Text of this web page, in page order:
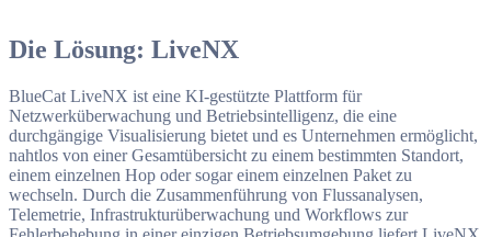
Die Lösung: LiveNX
BlueCat LiveNX ist eine KI-gestützte Plattform für
Netzwerküberwachung und Betriebsintelligenz, die eine
durchgängige Visualisierung bietet und es Unternehmen ermöglicht,
nahtlos von einer Gesamtübersicht zu einem bestimmten Standort,
einem einzelnen Hop oder sogar einem einzelnen Paket zu
wechseln. Durch die Zusammenführung von Flussanalysen,
Telemetrie, Infrastrukturüberwachung und Workflows zur